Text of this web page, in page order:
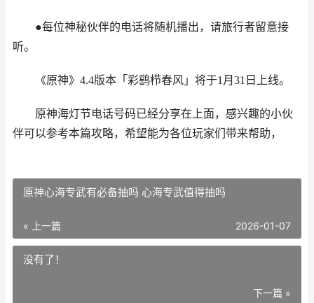
●每位神秘伙伴的电话将随机播出，请旅行者留意接
听。
《原神》4.4版本「彩鹞栉春风」将于1月31日上线。
原神海灯节电话号码已经分享在上面，感兴趣的小伙
伴可以参考本篇攻略，希望能为各位玩家们带来帮助，
原神心海专武有必备抽吗 心海专武值得抽吗
« 上一篇 2026-01-07
没有了！
下一篇 »